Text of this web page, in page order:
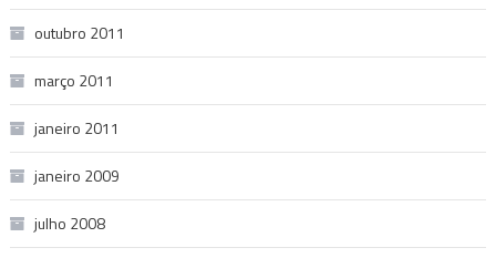
outubro 2011
março 2011
janeiro 2011
janeiro 2009
julho 2008